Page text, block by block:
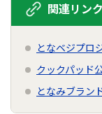
関連リンク
となベジプロ
クックパッド
となみブラン